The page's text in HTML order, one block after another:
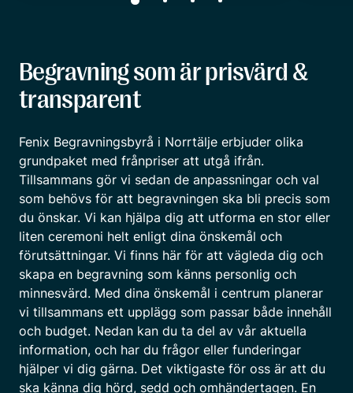
Begravning som är prisvärd &
transparent
Fenix Begravningsbyrå i Norrtälje erbjuder olika
grundpaket med frånpriser att utgå ifrån.
Tillsammans gör vi sedan de anpassningar och val
som behövs för att begravningen ska bli precis som
du önskar. Vi kan hjälpa dig att utforma en stor eller
liten ceremoni helt enligt dina önskemål och
förutsättningar. Vi finns här för att vägleda dig och
skapa en begravning som känns personlig och
minnesvärd. Med dina önskemål i centrum planerar
vi tillsammans ett upplägg som passar både innehåll
och budget. Nedan kan du ta del av vår aktuella
information, och har du frågor eller funderingar
hjälper vi dig gärna. Det viktigaste för oss är att du
ska känna dig hörd, sedd och omhändertagen. En